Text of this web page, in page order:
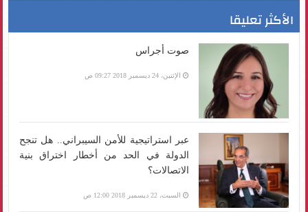
الأكثر تعليقا
صوت أجراس
الإثنين، 24 ديسمبر 2018 09:27 ص
عبر استراتيجية للأمن السيبراني.. هل تنجح
الدولة في الحد من أخطار اختراق بنية
الاتصالات؟
السبت، 22 ديسمبر 2018 12:00 ص